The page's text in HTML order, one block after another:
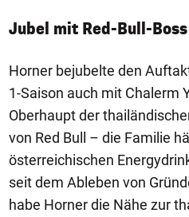
Jubel mit Red-Bull-
Horner bejubelte den
1-Saison auch mit Chalerm
Oberhaupt der
von Red Bull – die Familie
österreichischen
seit dem Ableben von
habe Horner die Nähe zur